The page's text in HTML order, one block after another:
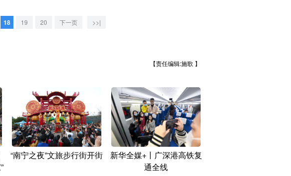
18 19 20 下一页 >>|
【责任编辑:施歌 】
“南宁之夜”文旅步行街开街
新华全媒+丨广深港高铁复
通全线